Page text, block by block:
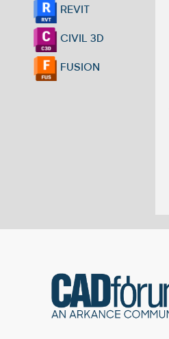
REVIT
CIVIL 3D
FUSION